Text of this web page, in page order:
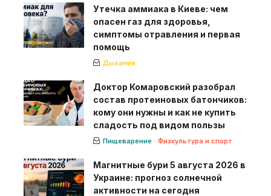
Утечка аммиака в Киеве: чем
опасен газ для здоровья,
симптомы отравления и первая
помощь
Дыхание
Доктор Комаровский разобрал
состав протеиновых батончиков:
кому они нужны и как не купить
сладость под видом пользы
Пищеварение Физкультура и спорт
Магнитные бури 5 августа 2026 в
Украине: прогноз солнечной
активности на сегодня